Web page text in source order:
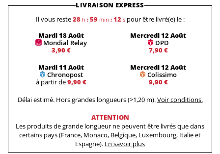
LIVRAISON EXPRESS
Il vous reste28h : 59min : 12s pour être livré(e) le :
Mardi 18 Août
Mondial Relay
3,90 €
Mercredi 12 Août
DPD
7,90 €
Mardi 11 Août
Chronopost
à partir de9,90 €
Mercredi 12 Août
Colissimo
9,90 €
Délai estimé. Hors grandes longueurs (>1,20 m).Voir conditions.
ATTENTION
Les produits de grande longueur ne peuvent être livrés que dans
certains pays (France, Monaco, Belgique, Luxembourg, Italie et
Espagne). En savoir plus